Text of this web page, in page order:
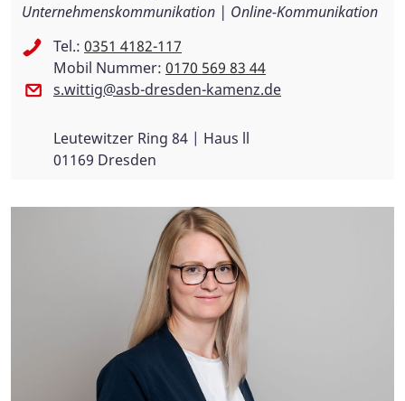
Unternehmenskommunikation | Online-Kommunikation
Tel.: 0351 4182-117
Mobil Nummer: 0170 569 83 44
s.wittig@asb-dresden-kamenz.de
Leutewitzer Ring 84 | Haus ll
01169 Dresden